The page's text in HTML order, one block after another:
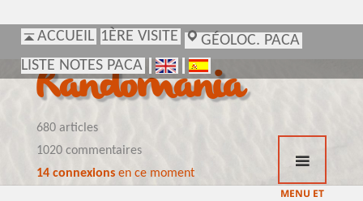
ACCUEIL 1ÈRE VISITE
GÉOLOC. PACA
LISTE NOTES PACA
Randomania
680 articles
1020 commentaires
14 connexionsen ce moment
MENU ET
ACCUEIL 1ÈRE VISITE
GÉOLOC. PACA
LISTE NOTES PACA